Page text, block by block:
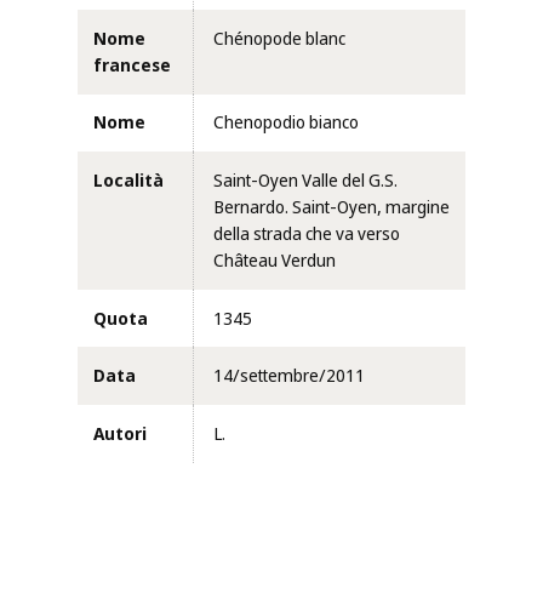
Nome
francese
Chénopode blanc
Nome Chenopodio bianco
Località
Saint-Oyen Valle del G.S.
Bernardo. Saint-Oyen, margine
della strada che va verso
Château Verdun
Quota 1345
Data 14/settembre/2011
Autori L.